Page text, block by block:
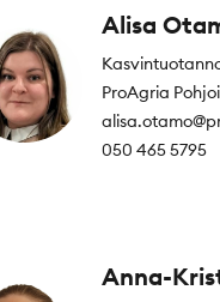
Alisa
ProAgria
050 465 5795
Anna-